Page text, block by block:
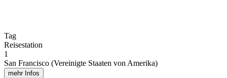
Tag
Reisestation
1
San Francisco (Vereinigte Staaten von Amerika)
mehr Infos